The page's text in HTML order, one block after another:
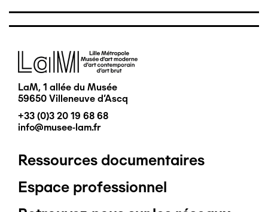
Image
LaM, 1 allée du Musée
59650 Villeneuve d'Ascq
+33 (0)3 20 19 68 68
info@musee-lam.fr
Pied
de
Ressources documentaires
Espace professionnel